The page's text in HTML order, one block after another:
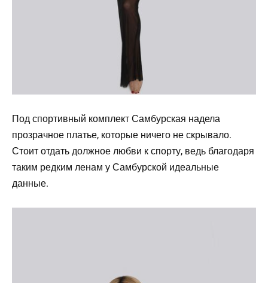
Под спортивный комплект Самбурская надела
прозрачное платье, которые ничего не скрывало.
Стоит отдать должное любви к спорту, ведь благодаря
таким редким ленам у Самбурской идеальные
данные.